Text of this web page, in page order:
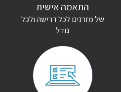
התאמה אישית
של מזרנים לכל דרישה ולכל
גודל